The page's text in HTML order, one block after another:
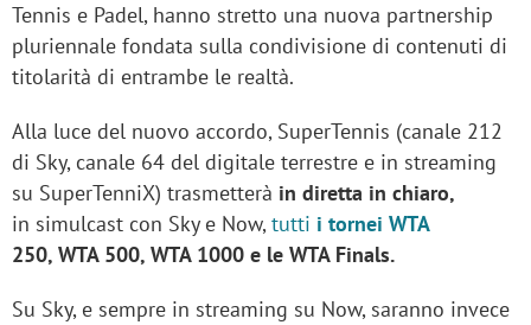
Tennis e Padel, hanno stretto una nuova partnership
pluriennale fondata sulla condivisione di contenuti di
titolarità di entrambe le realtà.
Alla luce del nuovo accordo, SuperTennis (canale 212
di Sky, canale 64 del digitale terrestre e in streaming
su SuperTenniX) trasmetterà in diretta in chiaro,
in simulcast con Sky e Now,tutti i tornei WTA
250, WTA 500, WTA 1000 e le WTA Finals.
Su Sky, e sempre in streaming su Now, saranno invece